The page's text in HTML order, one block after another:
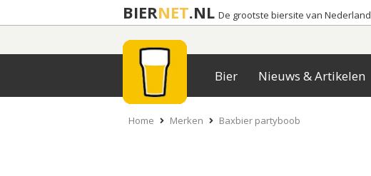
BIERNET.NL De grootste biersite van Nederland
Bier Nieuws & Artikelen
Home Merken Baxbier partyboob